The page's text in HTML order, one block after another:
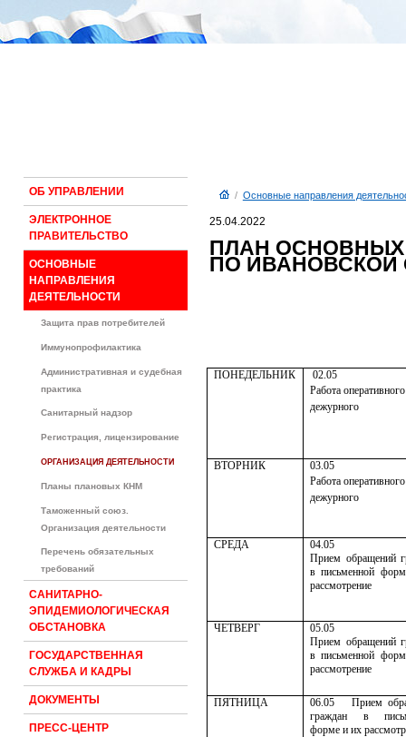
ОБ УПРАВЛЕНИИ
ЭЛЕКТРОННОЕ
ПРАВИТЕЛЬСТВО
ОСНОВНЫЕ
НАПРАВЛЕНИЯ
ДЕЯТЕЛЬНОСТИ
Защита прав потребителей
Иммунопрофилактика
Административная и судебная
практика
Санитарный надзор
Регистрация, лицензирование
ОРГАНИЗАЦИЯ ДЕЯТЕЛЬНОСТИ
Планы плановых КНМ
Таможенный союз.
Организация деятельности
Перечень обязательных
требований
САНИТАРНО-
ЭПИДЕМИОЛОГИЧЕСКАЯ
ОБСТАНОВКА
ГОСУДАРСТВЕННАЯ
СЛУЖБА И КАДРЫ
ДОКУМЕНТЫ
ПРЕСС-ЦЕНТР
/ Основные направления
25.04.2022
ПЛАН ОСНОВНЫХ
ПО ИВАНОВСКОЙ
ПОНЕДЕЛЬНИК
02.05
Работа оперативного
дежурного
ВТОРНИК
03.05
Работа оперативного
дежурного
СРЕДА
04.05
Прием обращений
в письменной
рассмотрение
ЧЕТВЕРГ
05.05
Прием обращений
в письменной
рассмотрение
ПЯТНИЦА 06.05
Прием
граждан в
форме и их